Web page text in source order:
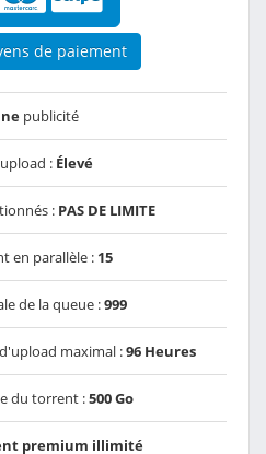
de paiement
publicité
: Élevé
: PAS DE LIMITE
en parallèle : 15
de la queue :999
maximal :96 Heures
du torrent :500 Go
premium illimité